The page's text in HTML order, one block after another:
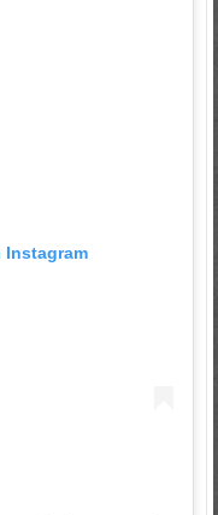
Instagram